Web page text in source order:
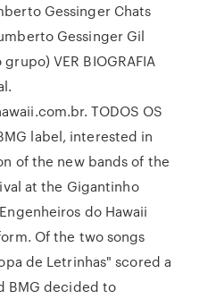
Gessinger Chats
Gessinger Gil
VER BIOGRAFIA
TODOS OS
label, interested in
of the new bands of the
at the Gigantinho
do Hawaii
Of the two songs
de Letrinhas" scored a
BMG decided to